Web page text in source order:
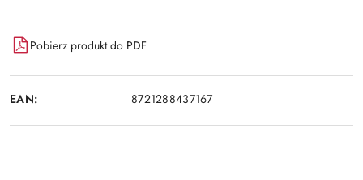
Pobierz produkt do PDF
EAN: 8721288437167